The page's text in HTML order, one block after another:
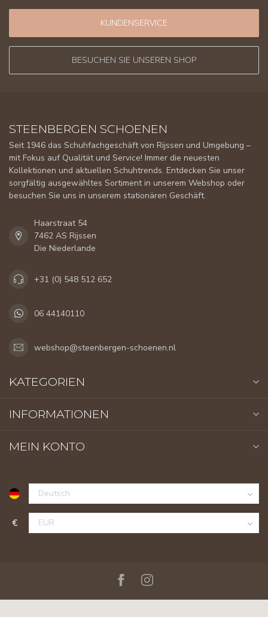
KUNDENSERVICE
BESUCHEN SIE UNSEREN SHOP
STEENBERGEN SCHOENEN
Seit 1946 das Schuhfachgeschäft von Rijssen und Umgebung –
mit Fokus auf Qualität und Service! Immer die neuesten
Kollektionen und aktuellen Schuhtrends. Entdecken Sie unser
sorgfältig ausgewähltes Sortiment in unserem Webshop oder
besuchen Sie uns in unserem stationären Geschäft.
Haarstraat 54
7462 AS Rijssen
Die Niederlande
+31 (0) 548 512 652
06 44140110
webshop@steenbergen-schoenen.nl
KATEGORIEN
INFORMATIONEN
MEIN KONTO
€